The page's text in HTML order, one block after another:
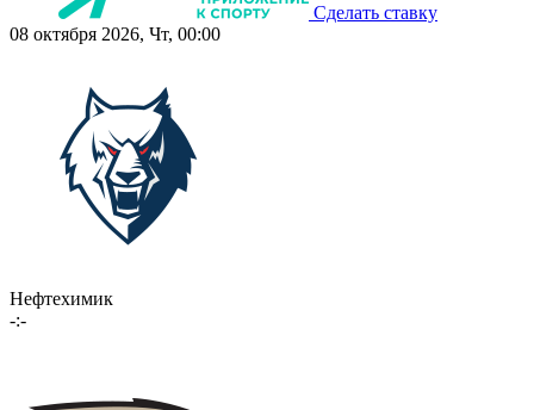
Сделать ставку
08 октября 2026, Чт, 00:00
Нефтехимик
-:-